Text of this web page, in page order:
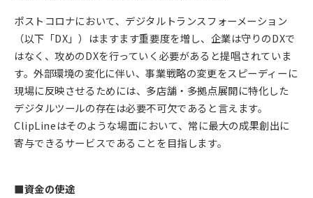
ポストコロナにおいて、デジタルトランスフォーメーション
（以下「DX」）はますます重要度を増し、企業は守りのDXで
はなく、攻めのDXを行っていく必要があると提唱されていま
す。外部環境の変化に伴い、事業戦略の変更をスピーディーに
現場に反映させるためには、多店舗・多拠点展開に特化した
デジタルツールの存在は必要不可欠であると言えます。
ClipLineはそのような場面において、常に最大の成果創出に
寄与できるサービスであることを目指します。
■資金の使途